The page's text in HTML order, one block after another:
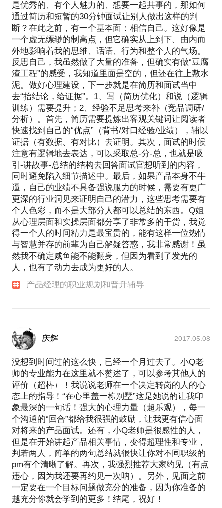
是优秀的、有个人魅力的、想要一起共事的，那如何
通过简历和短暂的30分钟面试让别人做出这样的判
断？在此之前，有一个基本面：相信自己。这好像是
一个虚无缥缈的制高点，但它确实从上到下、由内而
外地影响着我的思维、话语、行为和整个人的气场。
反思自己，我虽然做了大量的准备，但确实有做“豆腐
渣工程”的感受，我知道里面是空的，但还在往上敷水
泥。做好心理建设，下一步就是在简历和面试当中
去“抬结论，给证据”。1、写（简历优化）和说（逻辑
训练）需要提升；2、经验不足思考来补（竞品调研/
分析）。首先，简历需要提炼出客观关键词让阅读者
快速找到自己的“优点”（背书/对口经验/业绩），辅以
证据（有数据、有对比）去证明。其次，面试的时候
注意有逻辑地去表达，可以采取总-分-总，也就是吸
引-讲故事-总结的结构去回答面试官想听到的内容，
同时避免陷入细节描述中。最后，如果产品本身不牛
逼，自己的业绩不具备强说服力的时候，需要有更广
更深的行业洞见来证明自己的潜力，这些思考需要有
个人色彩，而不是大部分人都可以总结的东西。Q姐
从心理层面和实操层面都分享了非常多的干货，我觉
得一个人的时间精力是最宝贵的，能有这样一位热情
与智慧并存的前辈为自己解疑答惑，我非常感谢！虽
然我不确定咸鱼能不能翻身，但因为看到了发光的
人，也有了动力去成为更好的人。
产品经理的职业规划和晋升辅导
庆辉 2017.05.08
没想到时间过的这么快，已经一个月过去了。小Q老
师的专业能力在这里就不赘述了，可以参考其他人的
评价（超棒）！我说说老师在一个决定转岗的人的心
态上的指导！“在心里盖一栋别墅”这是她说的让我印
象最深的一句话！强大的心理力量（超乐观），每一
个沟通的“回合”都给我很强的鼓励，让我更有信心面
对将来的产品面试。还有，小Q老师是很感性的人，
但是在开始讲起产品相关事情，变得超理性和专业，
判若两人，简单的两句总结就很快让你对不同职级的
pm有个清晰了解。再次，我强烈推荐大家约见（有点
违心，因为我还要再约见一次呐）。另外，见面之前
一定要在一个目标问题做充分的准备，因为你准备的
越充分你就会学到的更多！结尾，祝好！